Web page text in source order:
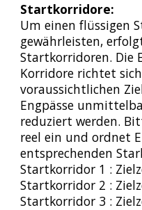
Startkorridore:
Um einen flüssigen
gewährleisten,
Startkorridoren. Die
Korridore richtet
voraussichtlichen
Engpässe
reduziert werden.
reel ein und ordnet
entsprechenden
Startkorridor 1 :
Startkorridor 2 :
Startkorridor 3 :